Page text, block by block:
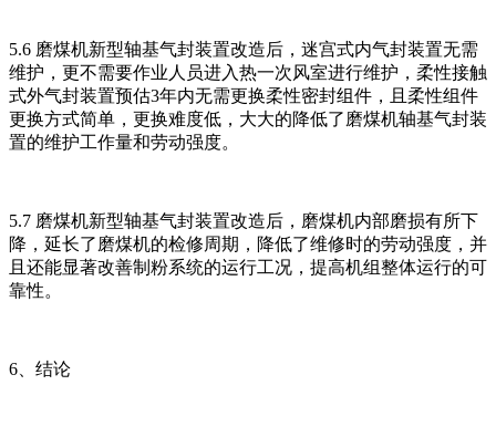
5.6 磨煤机新型轴基气封装置改造后，迷宫式内气封装置无需
维护，更不需要作业人员进入热一次风室进行维护，柔性接触
式外气封装置预估3年内无需更换柔性密封组件，且柔性组件
更换方式简单，更换难度低，大大的降低了磨煤机轴基气封装
置的维护工作量和劳动强度。
5.7 磨煤机新型轴基气封装置改造后，磨煤机内部磨损有所下
降，延长了磨煤机的检修周期，降低了维修时的劳动强度，并
且还能显著改善制粉系统的运行工况，提高机组整体运行的可
靠性。
6、结论